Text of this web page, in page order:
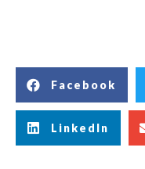
Facebook
LinkedIn